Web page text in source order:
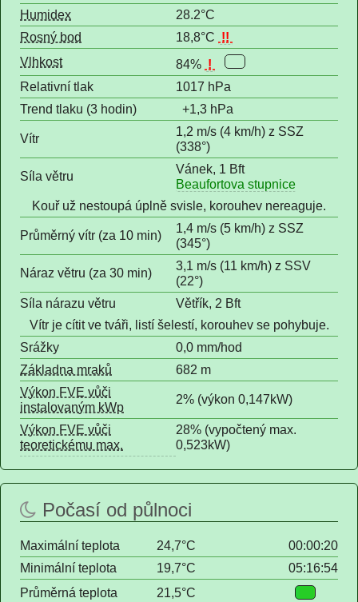
Humidex
28.2°C
Rosný bod
18,8°C !!
Vlhkost
84% !
Relativní tlak
1017 hPa
Trend tlaku (3 hodin)
+1,3 hPa
Vítr
1,2 m/s (4 km/h) z SSZ
(338°)
Síla větru
Vánek, 1 Bft
Beaufortova stupnice
Kouř už nestoupá úplně svisle, korouhev nereaguje.
Průměrný vítr (za 10 min)
1,4 m/s (5 km/h) z SSZ
(345°)
Náraz větru (za 30 min)
3,1 m/s (11 km/h) z SSV
(22°)
Síla nárazu větru
Větřík, 2 Bft
Vítr je cítit ve tváři, listí šelestí, korouhev se pohybuje.
Srážky
0,0 mm/hod
Základna mraků
682 m
Výkon FVE vůči
instalovaným kWp
2% (výkon 0,147kW)
Výkon FVE vůči
teoretickému max.
28% (vypočtený max.
0,523kW)
Počasí od půlnoci
Maximální teplota 24,7°C
00:00:20
Minimální teplota
19,7°C
05:16:54
Průměrná teplota
21,5°C